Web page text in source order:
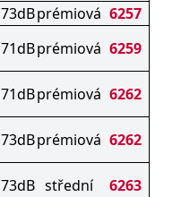
73dBprémiová 6257
71dBprémiová 6259
71dBprémiová 6262
73dBprémiová 6262
73dB střední
6263